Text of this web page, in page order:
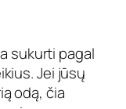
sukurti pagal
Jei jūsų
odą, čia